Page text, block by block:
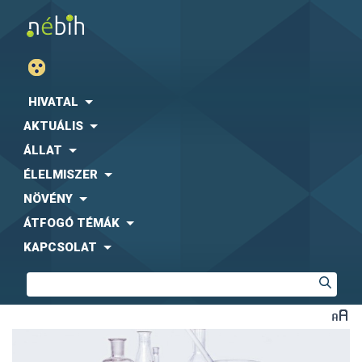
HIVATAL
AKTUÁLIS
ÁLLAT
ÉLELMISZER
NÖVÉNY
ÁTFOGÓ TÉMÁK
KAPCSOLAT